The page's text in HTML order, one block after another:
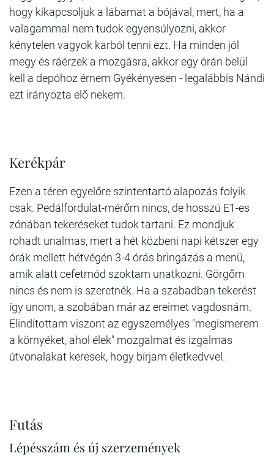
hogy kikapcsoljuk a lábamat a bójával, mert, ha a
valagammal nem tudok egyensúlyozni, akkor
kénytelen vagyok karból tenni ezt. Ha minden jól
megy és ráérzek a mozgásra, akkor egy órán belül
kell a depóhoz érnem Gyékényesen - legalábbis Nándi
ezt irányozta elő nekem.
Kerékpár
Ezen a téren egyelőre szintentartó alapozás folyik
csak. Pedálfordulat-mérőm nincs, de hosszú E1-es
zónában tekeréseket tudok tartani. Ez mondjuk
rohadt unalmas, mert a hét közbeni napi kétszer egy
órák mellett hétvégén 3-4 órás bringázás a menü,
amik alatt cefetmód szoktam unatkozni. Görgőm
nincs és nem is szeretnék. Ha a szabadban tekerést
így unom, a szobában már az ereimet vagdosnám.
Elindítottam viszont az egyszemélyes "megismerem
a környéket, ahol élek" mozgalmat és izgalmas
útvonalakat keresek, hogy bírjam életkedvvel.
Futás
Lépésszám és új szerzemények